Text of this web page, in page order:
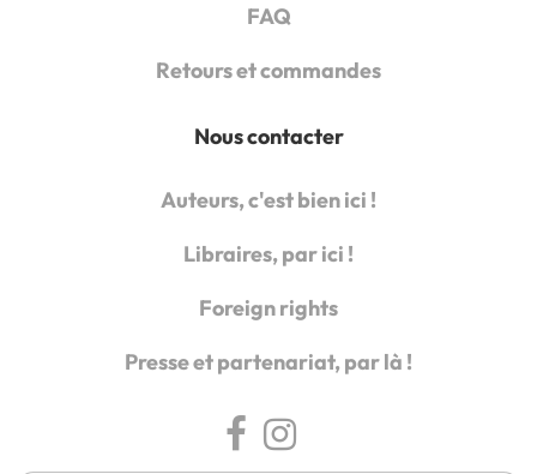
FAQ
Retours et commandes
Nous contacter
Auteurs, c'est bien ici !
Libraires, par ici !
Foreign rights
Presse et partenariat, par là !